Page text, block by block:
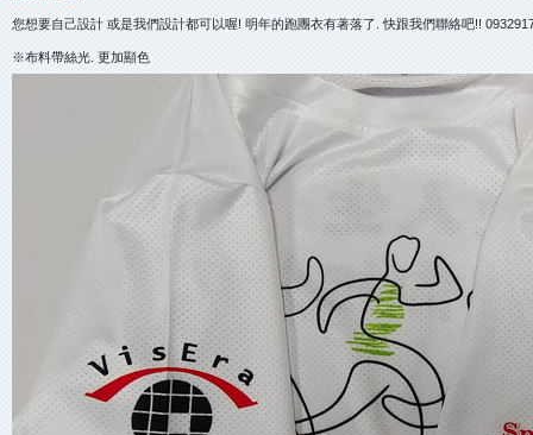
您想要自己設計 或是我們設計都可以喔! 明年的跑團衣有著落了. 快跟我們聯絡吧!!
※布料帶絲光. 更加顯色